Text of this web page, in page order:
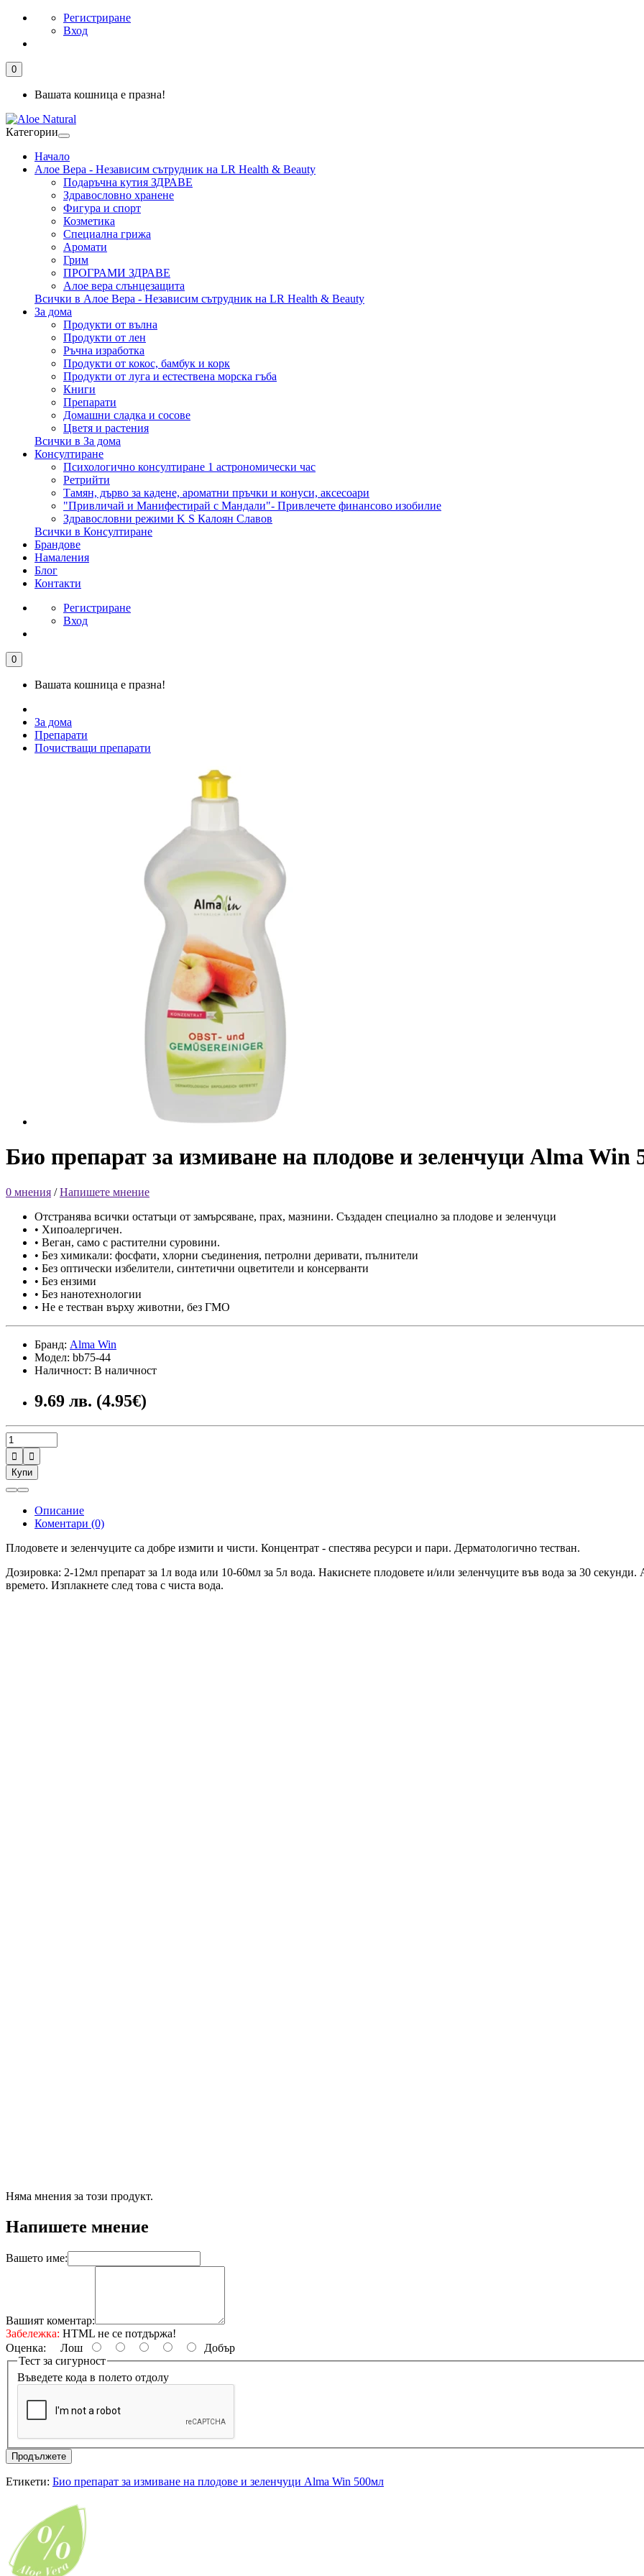
Регистриране
Вход
0
Вашата кошница е празна!
Категории
Начало
Алое Вера - Независим сътрудник на LR Health & Beauty
Подаръчна кутия ЗДРАВЕ
Здравословно хранене
Фигура и спорт
Козметика
Специална грижа
Аромати
Грим
ПРОГРАМИ ЗДРАВЕ
Алое вера слънцезащита
Всички в Алое Вера - Независим сътрудник на LR Health & Beauty
За дома
Продукти от вълна
Продукти от лен
Ръчна изработка
Продукти от кокос, бамбук и корк
Продукти от луга и естествена морска гъба
Книги
Препарати
Домашни сладка и сосове
Цветя и растения
Всички в За дома
Консултиране
Психологично консултиране 1 астрономически час
Ретрийти
Тамян, дърво за кадене, ароматни пръчки и конуси, аксесоари
"Привличай и Манифестирай с Мандали"- Привлечете финансово изобилие
Здравословни режими K S Калоян Славов
Всички в Консултиране
Брандове
Намаления
Блог
Контакти
Регистриране
Вход
0
Вашата кошница е празна!
За дома
Препарати
Почистващи препарати
Био препарат за измиване на плодове и зеленчуци Alma Win
0 мнения /Напишете мнение
Отстранява всички остатъци от замърсяване, прах, мазнини. Създаден специално за плодове и зеленчуци
• Хипоалергичен.
• Веган, само с растителни суровини.
• Без химикали: фосфати, хлорни съединения, петролни деривати, пълнители
• Без оптически избелители, синтетични оцветители и консерванти
• Без ензими
• Без нанотехнологии
• Не е тестван върху животни, без ГМО
Бранд: Alma Win
Модел: bb75-44
Наличност: В наличност
9.69 лв. (4.95€)


Купи
Описание
Коментари (0)
Плодовете и зеленчуците са добре измити и чисти. Концентрат - спестява ресурси и пари. Дерматологично тестван.
Дозировка: 2-12мл препарат за 1л вода или 10-60мл за 5л вода. Накиснете плодовете и/или зеленчуците във вода за 30
времето. Изплакнете след това с чиста вода.
Няма мнения за този продукт.
Напишете мнение
Вашето име:
Вашият коментар:
Забележка: HTML не се потдържа!
Оценка: Лош
Добър
Тест за сигурност
Въведете кода в полето отдолу
Продължете
Етикети: Био препарат за измиване на плодове и зеленчуци Alma Win 500мл